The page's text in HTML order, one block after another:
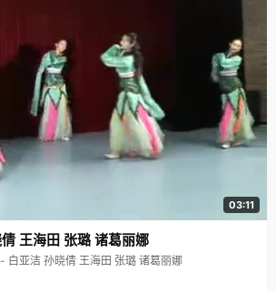
03:11
王海田 张璐 诸葛丽娜
白亚洁 孙晓倩 王海田 张璐 诸葛丽娜